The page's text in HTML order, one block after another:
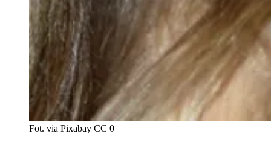
Fot. via Pixabay CC 0